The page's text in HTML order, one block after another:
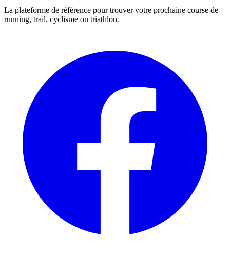
La plateforme de référence pour trouver votre prochaine course de
running, trail, cyclisme ou triathlon.